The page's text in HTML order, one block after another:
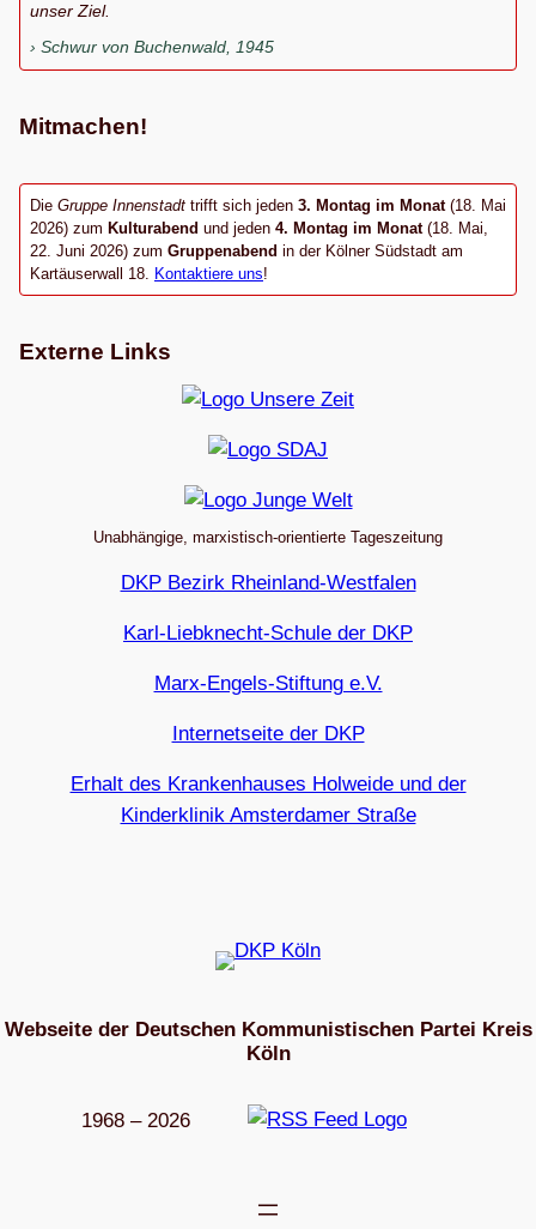
unser Ziel.
Schwur von Buchenwald, 1945
Mitmachen!
Die Gruppe Innenstadt trifft sich jeden 3. Montag im Monat (18. Mai
2026) zum Kulturabend und jeden 4. Montag im Monat(18. Mai,
22. Juni 2026) zum Gruppenabend in der Kölner Südstadt am
Kartäuserwall 18. Kontaktiere uns!
Externe Links
Unabhängige, marxistisch-orientierte Tageszeitung
DKP Bezirk Rheinland-Westfalen
Karl-Liebknecht-Schule der DKP
Marx-Engels-Stiftung e.V.
Internetseite der DKP
Erhalt des Krankenhauses Holweide und der
Kinderklinik Amsterdamer Straße
Webseite der Deutschen Kommunistischen Partei Kreis
Köln
1968 – 2026